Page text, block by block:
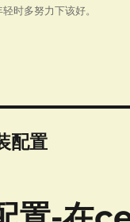
时多努力下该好。
配置